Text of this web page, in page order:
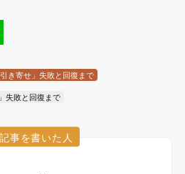
引き寄せ」失敗と回復まで
失敗と回復まで
事を書いた人